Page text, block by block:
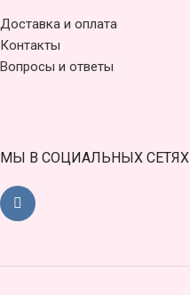
Доставка и оплата
Контакты
Вопросы и ответы
МЫ В СОЦИАЛЬНЫХ СЕТЯХ